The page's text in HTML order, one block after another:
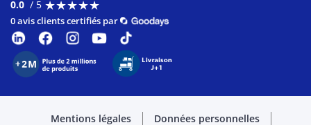
0.0 / 5 ★★★★★
★★★★★
0 avis clients certifiés par
Mentions légales Données personnelles